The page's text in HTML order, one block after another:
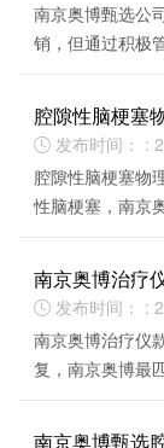
南京奥博甄选公
销，但通过积极
腔隙性脑梗塞
 发布时间： :
腔隙性脑梗塞物
性脑梗塞，南京
南京奥博治疗
 发布时间： :
南京奥博治疗仪
复，南京奥博最
南京奥博甄选